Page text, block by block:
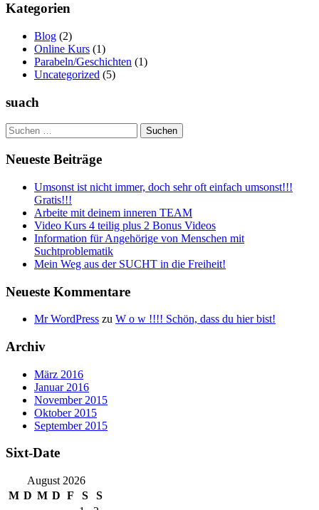
Kategorien
Blog (2)
Online Kurs (1)
Parabeln/Geschichten (1)
Uncategorized (5)
suach
Suchen
nach:
Neueste Beiträge
Umsonst ist nicht immer, doch sehr oft einfach umsonst!!!
Gratis!!!
Arbeite mit deinem inneren TEAM
Video Kurs 4 teilig plus 2 Bonus Videos
Information für Angehörige von Menschen mit
Suchtproblematik
Mein Weg aus der SUCHT in die Freiheit!
Neueste Kommentare
Mr WordPress zu W o w !!!! Schön, dass du hier bist!
Archiv
März 2016
Januar 2016
November 2015
Oktober 2015
September 2015
Sixt-Date
August 2026
M D M D F S
S